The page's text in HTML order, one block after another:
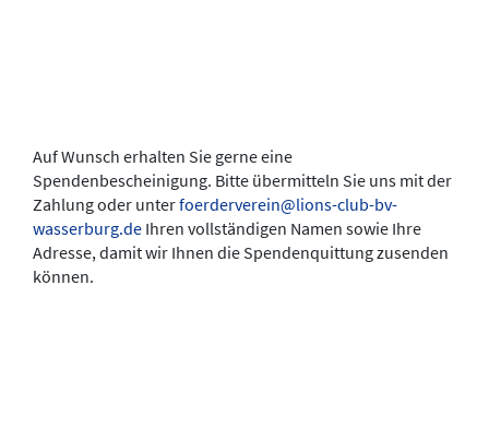
Auf Wunsch erhalten Sie gerne eine
Spendenbescheinigung. Bitte übermitteln Sie uns mit der
Zahlung oder unterfoerderverein@lions-club-bv-
wasserburg.de Ihren vollständigen Namen sowie Ihre
Adresse, damit wir Ihnen die Spendenquittung zusenden
können.